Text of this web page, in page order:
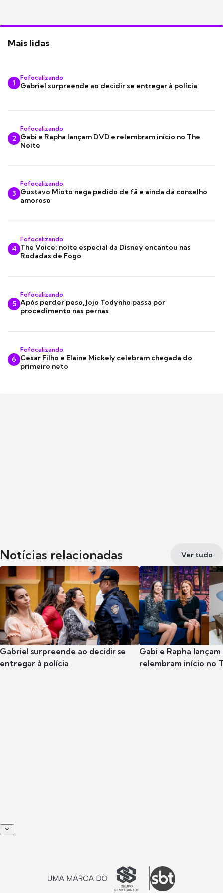
Mais lidas
1
Fofocalizando
Gabriel surpreende ao decidir se entregar à polícia
2
Fofocalizando
Gabi e Rapha lançam DVD e relembram início no The
Noite
3
Fofocalizando
Gustavo Mioto nega pedido de fã e ainda dá conselho
amoroso
4
Fofocalizando
The Voice: noite especial da Disney encantou nas
Rodadas de Fogo
5
Fofocalizando
Após perder peso, Jojo Todynho passa por
procedimento nas pernas
6
Fofocalizando
Cesar Filho e Elaine Mickely celebram chegada do
primeiro neto
Notícias relacionadas Ver tudo
Gabriel surpreende ao decidir se
entregar à polícia
Gabi e Rapha
relembram início no